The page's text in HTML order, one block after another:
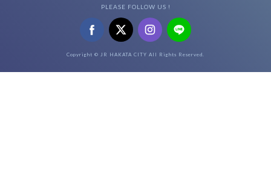
PLEASE FOLLOW US !
Copyright © JR HAKATA CITY All Rights Reserved.